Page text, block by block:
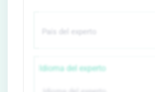
Idioma del experto